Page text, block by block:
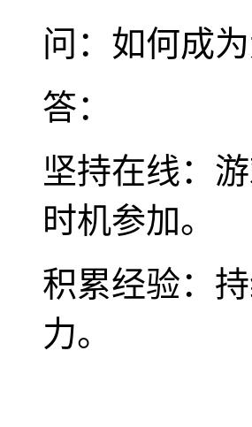
问：如何成为
答：
坚持在线：
时机参加。
积累经验：
力。